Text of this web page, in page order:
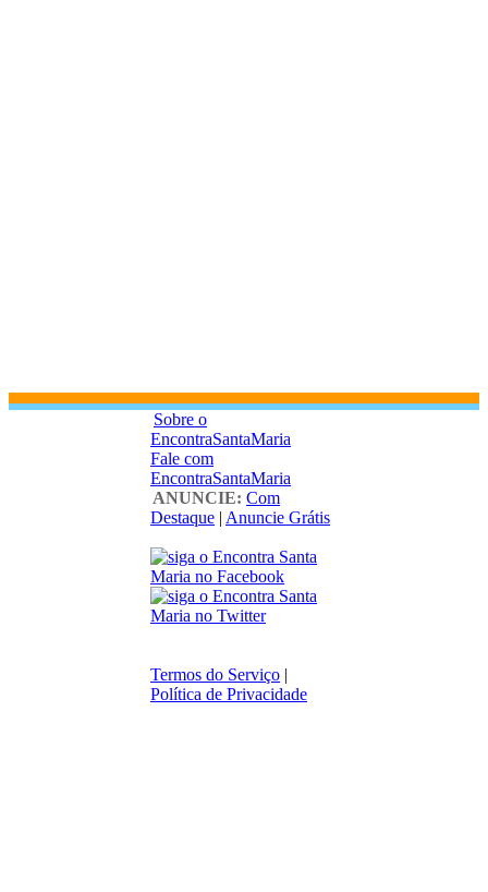
Sobre o
EncontraSantaMaria
Fale com
EncontraSantaMaria
ANUNCIE: Com
Destaque | Anuncie Grátis
Termos do Serviço |
Política de Privacidade